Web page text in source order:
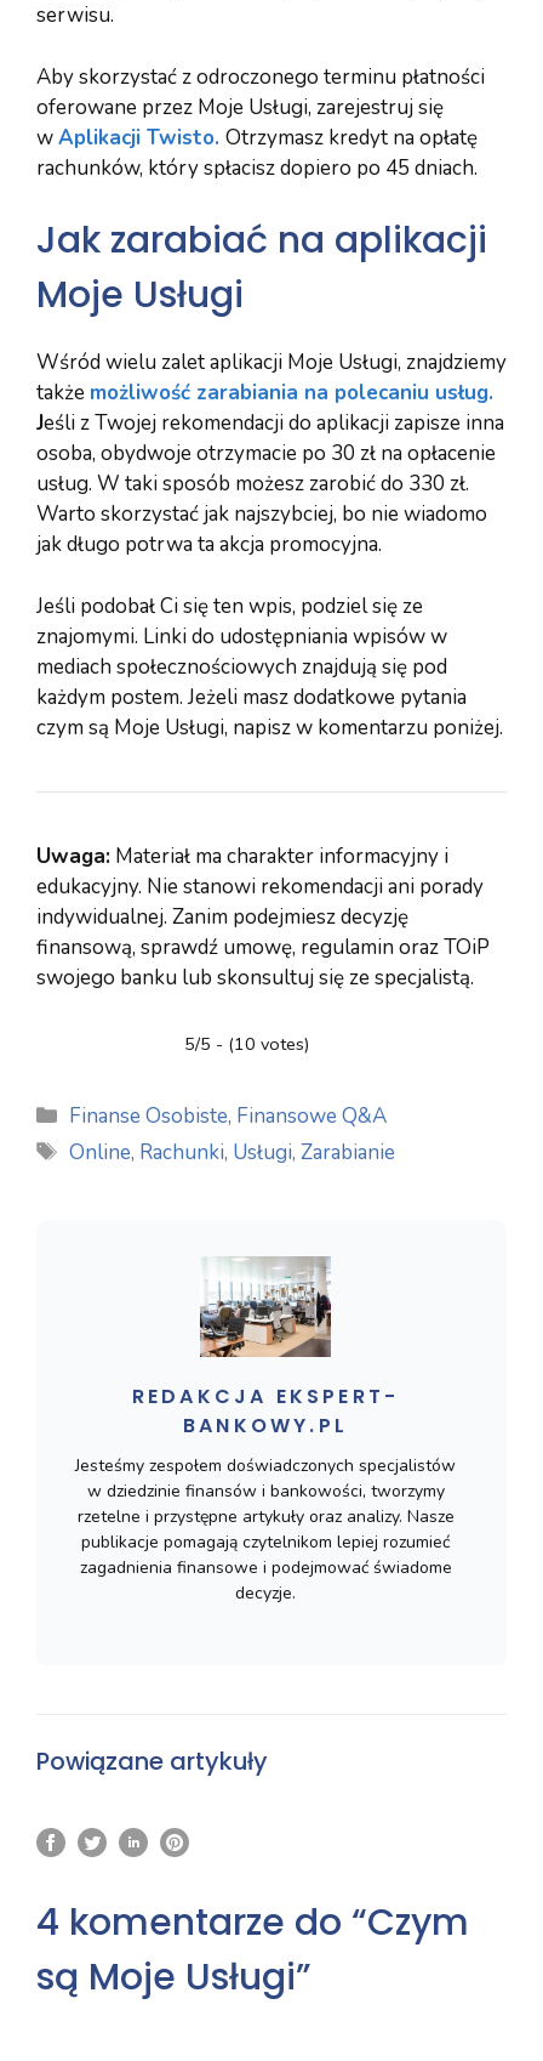
serwisu.
Aby skorzystać z odroczonego terminu płatności
oferowane przez Moje Usługi, zarejestruj się
wAplikacji Twisto. Otrzymasz kredyt na opłatę
rachunków, który spłacisz dopiero po 45 dniach.
Jak zarabiać na aplikacji
Moje Usługi
Wśród wielu zalet aplikacji Moje Usługi, znajdziemy
także możliwość zarabiania na polecaniu usług.
Jeśli z Twojej rekomendacji do aplikacji zapisze inna
osoba, obydwoje otrzymacie po 30 zł na opłacenie
usług. W taki sposób możesz zarobić do 330 zł.
Warto skorzystać jak najszybciej, bo nie wiadomo
jak długo potrwa ta akcja promocyjna.
Jeśli podobał Ci się ten wpis, podziel się ze
znajomymi. Linki do udostępniania wpisów w
mediach społecznościowych znajdują się pod
każdym postem. Jeżeli masz dodatkowe pytania
czym są Moje Usługi, napisz w komentarzu poniżej.
Uwaga: Materiał ma charakter informacyjny i
edukacyjny. Nie stanowi rekomendacji ani porady
indywidualnej. Zanim podejmiesz decyzję
finansową, sprawdź umowę, regulamin oraz TOiP
swojego banku lub skonsultuj się ze specjalistą.
5/5 - (10 votes)
Kategorie
Finanse Osobiste, Finansowe Q&A
Tagi
Online, Rachunki, Usługi,Zarabianie
REDAKCJA EKSPERT-
BANKOWY.PL
Jesteśmy zespołem doświadczonych specjalistów
w dziedzinie finansów i bankowości, tworzymy
rzetelne i przystępne artykuły oraz analizy. Nasze
publikacje pomagają czytelnikom lepiej rozumieć
zagadnienia finansowe i podejmować świadome
decyzje.
Powiązane artykuły
4 komentarze do “Czym
są Moje Usługi”